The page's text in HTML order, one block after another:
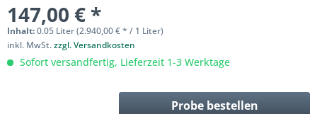
147,00 € *
Inhalt:0.05 Liter (2.940,00 € * / 1 Liter)
inkl. MwSt.zzgl. Versandkosten
Sofort versandfertig, Lieferzeit 1-3 Werktage
Probe bestellen